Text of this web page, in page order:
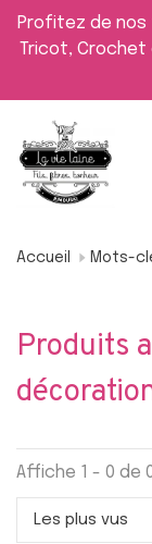
Profitez de
Tricot, Crochet
Accueil Mots-
Produits
Affiche 1 - 0 de
Les plus vus